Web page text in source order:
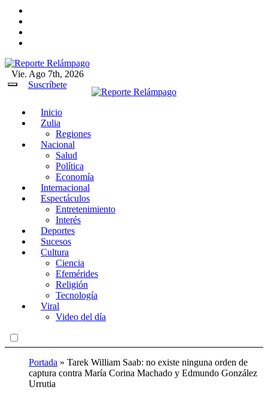
Reporte Relámpago
Claridad y rigor en cada noticia
Vie. Ago 7th, 2026
Suscríbete
Inicio
Zulia
Regiones
Nacional
Salud
Política
Economía
Internacional
Espectáculos
Entretenimiento
Interés
Deportes
Sucesos
Cultura
Ciencia
Efemérides
Religión
Tecnología
Viral
Video del día
Portada » Tarek William Saab: no existe ninguna orden de
captura contra María Corina Machado y Edmundo González
Urrutia